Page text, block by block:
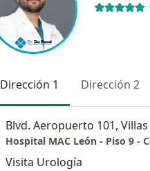
Dirección 1 Dirección 2
Hospital MAC León - Piso 9 -
Visita Urología